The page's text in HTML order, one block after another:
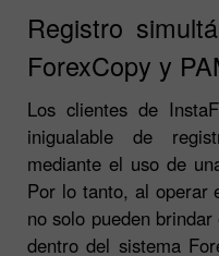
Registro
ForexCopy y
Los clientes de
inigualable de
mediante el uso de
Por lo tanto, al operar
no solo pueden
dentro del sistema